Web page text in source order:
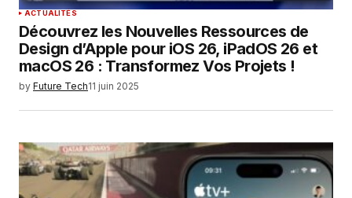
ACTUALITÉS
Découvrez les Nouvelles Ressources de
Design d’Apple pour iOS 26, iPadOS 26 et
macOS 26 : Transformez Vos Projets !
by Future Tech11 juin 2025